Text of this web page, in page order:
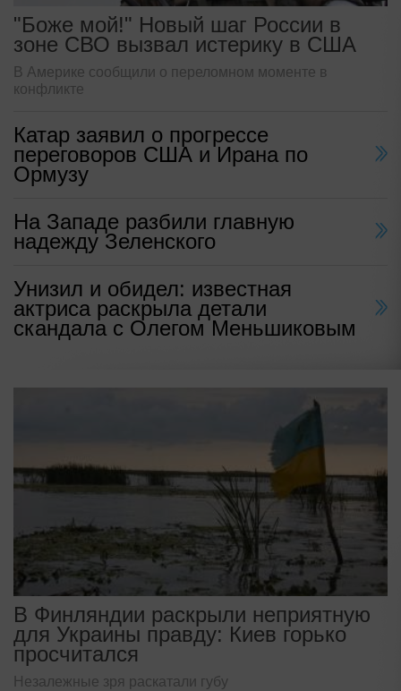
"Боже мой!" Новый шаг России в
зоне СВО вызвал истерику в США
В Америке сообщили о переломном моменте в
конфликте
Катар заявил о прогрессе
переговоров США и Ирана по
Ормузу
На Западе разбили главную
надежду Зеленского
Унизил и обидел: известная
актриса раскрыла детали
скандала с Олегом Меньшиковым
В Финляндии раскрыли неприятную
для Украины правду: Киев горько
просчитался
Незалежные зря раскатали губу